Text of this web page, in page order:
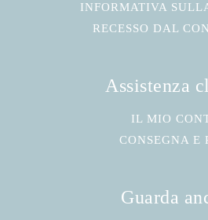
INFORMATIVA
RECESSO DAL
Assistenza
IL MIO
CONSEGNA E
Guarda